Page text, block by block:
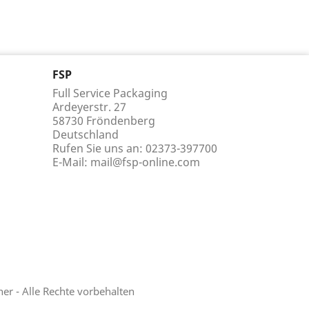
FSP
Full Service Packaging
Ardeyerstr. 27
58730 Fröndenberg
Deutschland
Rufen Sie uns an: 02373-397700
E-Mail: mail@fsp-online.com
- Alle Rechte vorbehalten